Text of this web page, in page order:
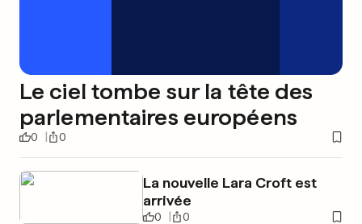
Le ciel tombe sur la tête des
parlementaires européens
0 0
La nouvelle Lara Croft est
arrivée
0 0